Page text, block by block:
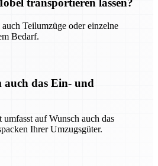
transportieren lassen?
Teilumzüge oder einzelne
Bedarf.
das Ein- und
auf Wunsch auch das
Ihrer Umzugsgüter.